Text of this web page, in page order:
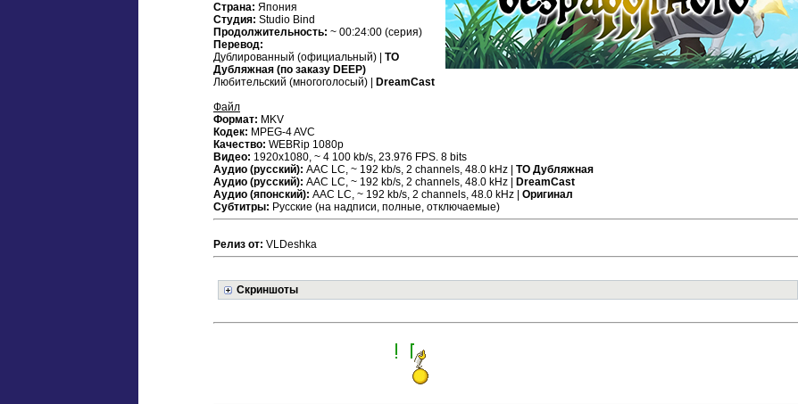
Страна: Япония
Студия: Studio Bind
Продолжительность: ~ 00:24:00 (серия)
Перевод:
Дублированный (официальный) | ТО
Дубляжная (по заказу DEEP)
Любительский (многоголосый) |
DreamCast
Файл
Формат: MKV
Кодек: MPEG-4 AVC
Качество: WEBRip 1080p
Видео: 1920x1080, ~ 4 100 kb/s, 23.976 FPS. 8 bits
Аудио (русский): AAC LC, ~ 192 kb/s, 2 channels, 48.0 kHz | ТО Дубляжная
Аудио (русский): AAC LC, ~ 192 kb/s, 2 channels, 48.0 kHz |
DreamCast
Аудио (японский): AAC LC, ~ 192 kb/s, 2 channels, 48.0 kHz | Оригинал
Субтитры: Русские (на надписи, полные, отключаемые)
Релиз от: VLDeshka
Скриншоты